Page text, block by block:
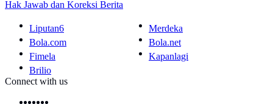
Hak Jawab dan Koreksi Berita
Liputan6
Merdeka
Bola.com
Bola.net
Fimela
Kapanlagi
Brilio
Connect with us